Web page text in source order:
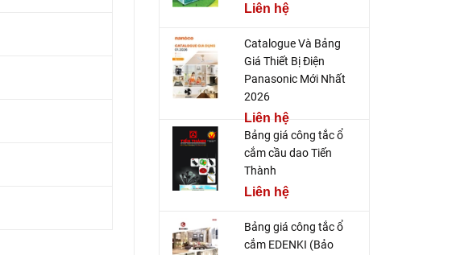
Liên hệ
Catalogue Và Bảng
Giá Thiết Bị Điện
Panasonic Mới Nhất
2026
Liên hệ
Bảng giá công tắc ổ
cắm cầu dao Tiến
Thành
Liên hệ
Bảng giá công tắc ổ
cắm EDENKI (Bảo